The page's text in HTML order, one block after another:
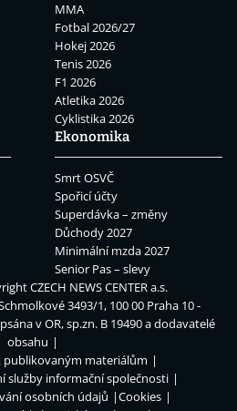
MMA
Fotbal 2026/27
Hokej 2026
Tenis 2026
F1 2026
Atletika 2026
Cyklistika 2026
Ekonomika
Smrt OSVČ
Spořicí účty
Superdávka – změny
Důchody 2027
Minimální mzda 2027
Senior Pas – slevy
CZECH NEWS CENTER a.s.
3493/1, 100 00 Praha 10 -
v OR, sp.zn. B 19490 a dodavatelé
obsahu
publikovaným materiálům
služby informační společnosti
osobních údajů
Cookies